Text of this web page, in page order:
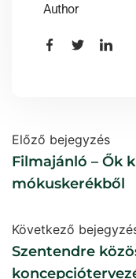
Author
Előző bejegyzés
Filmajánló – Ők
mókuskerékből
Következő
Szentendre